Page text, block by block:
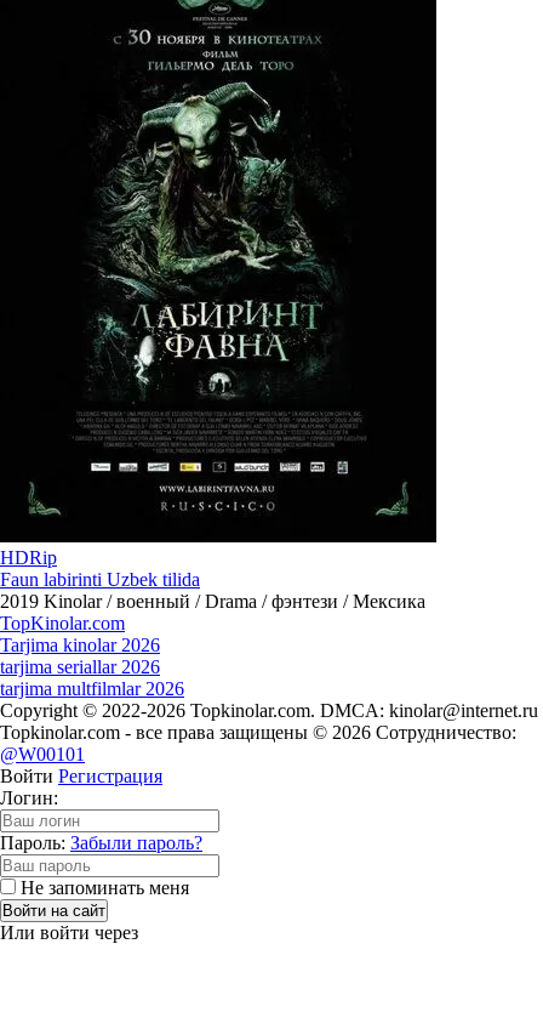
HDRip
Faun labirinti Uzbek tilida
2019 Kinolar / военный / Drama / фэнтези / Мексика
TopKinolar.com
Tarjima kinolar 2026
tarjima seriallar 2026
tarjima multfilmlar 2026
Copyright © 2022-2026 Topkinolar.com. DMCA: kinolar@internet.ru
Topkinolar.com - все права защищены © 2026 Сотрудничество:
@W00101
Войти Регистрация
Логин:
Пароль: Забыли пароль?
Не запоминать меня
Войти на сайт
Или войти через